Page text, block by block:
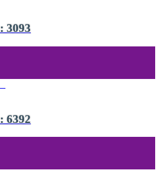
3093
6392